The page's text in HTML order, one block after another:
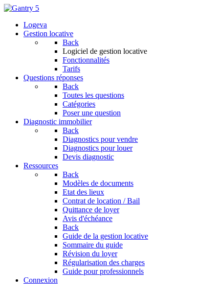
Logeva
Gestion locative
Back
Logiciel de gestion locative
Fonctionnalités
Tarifs
Questions réponses
Back
Toutes les questions
Catégories
Poser une question
Diagnostic immobilier
Back
Diagnostics pour vendre
Diagnostics pour louer
Devis diagnostic
Ressources
Back
Modèles de documents
Etat des lieux
Contrat de location / Bail
Quittance de loyer
Avis d'échéance
Back
Guide de la gestion locative
Sommaire du guide
Révision du loyer
Régularisation des charges
Guide pour professionnels
Connexion